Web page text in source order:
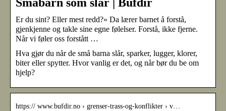
Småbarn som slår | Bufdir
Er du sint? Eller mest redd?» Da lærer barnet å forstå,
gjenkjenne og takle sine egne følelser. Forstå, ikke fjerne.
Når vi føler oss forstått …
Hva gjør du når de små barna slår, sparker, lugger, klorer,
biter eller spytter. Hvor vanlig er det, og når bør du be om
hjelp?
https:// www.bufdir.no › grenser-trass-og-konflikter › v…